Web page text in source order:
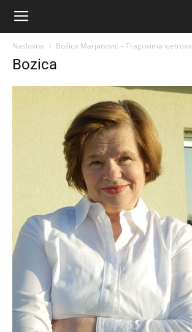
Naslovna Božica Marjanović – Tragovima vjetrova
Bozica